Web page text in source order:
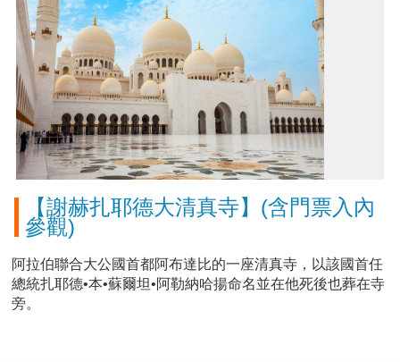
【謝赫扎耶德大清真寺】(含門票入內
參觀)
阿拉伯聯合大公國首都阿布達比的一座清真寺，以該國首任
總統扎耶德•本•蘇爾坦•阿勒納哈揚命名並在他死後也葬在寺
旁。